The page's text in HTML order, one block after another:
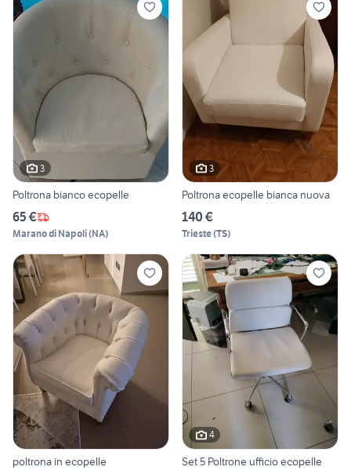
3
Poltrona bianco ecopelle
65 €
Marano di Napoli(NA)
3
Poltrona ecopelle bianca nuova
140 €
Trieste(TS)
poltrona in ecopelle
4
Set 5 Poltrone ufficio ecopelle